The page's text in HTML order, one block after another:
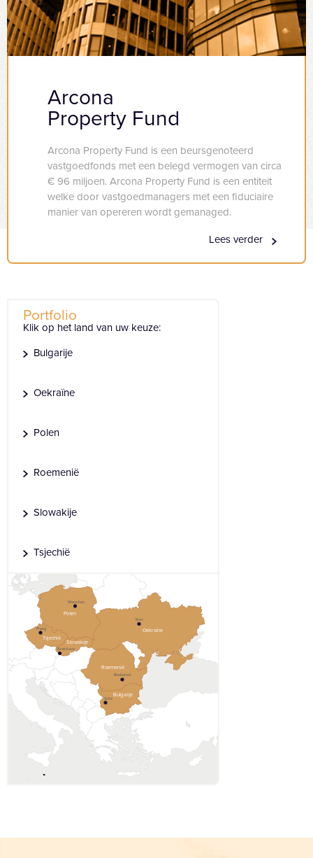
Arcona
Property Fund
Arcona Property Fund is een beursgenoteerd
vastgoedfonds met een belegd vermogen van circa
€ 96 miljoen. Arcona Property Fund is een entiteit
welke door vastgoedmanagers met een fiduciaire
manier van opereren wordt gemanaged.
Lees verder
Portfolio
Klik op het land van uw keuze:
Bulgarije
Oekraïne
Polen
Roemenië
Slowakije
Tsjechië
Polen
Warschau
Tsjechië
Praag
Slowakije
Bratislava
Bulgarije
Sofia
Roemenië
Boekarest
Oekraïne
Kiev